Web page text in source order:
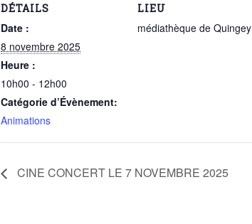
DÉTAILS
Date :
8 novembre 2025
Heure :
10h00 - 12h00
Catégorie d’Évènement:
Animations
LIEU
médiathèque de Quingey
CINE CONCERT LE 7 NOVEMBRE 2025